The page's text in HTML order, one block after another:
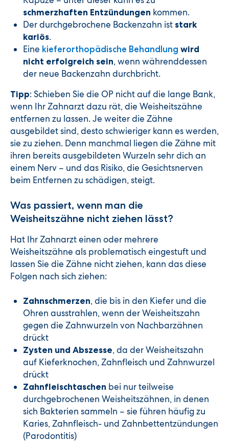
schmerzhaften Entzündungen kommen.
Der durchgebrochene Backenzahn ist stark
kariös.
Eine kieferorthopädische Behandlung wird
nicht erfolgreich sein, wenn währenddessen
der neue Backenzahn durchbricht.
Tipp: Schieben Sie die OP nicht auf die lange Bank,
wenn Ihr Zahnarzt dazu rät, die Weisheitszähne
entfernen zu lassen. Je weiter die Zähne
ausgebildet sind, desto schwieriger kann es werden,
sie zu ziehen. Denn manchmal liegen die Zähne mit
ihren bereits ausgebildeten Wurzeln sehr dich an
einem Nerv – und das Risiko, die Gesichtsnerven
beim Entfernen zu schädigen, steigt.
Was passiert, wenn man die
Weisheitszähne nicht ziehen lässt?
Hat Ihr Zahnarzt einen oder mehrere
Weisheitszähne als problematisch eingestuft und
lassen Sie die Zähne nicht ziehen, kann das diese
Folgen nach sich ziehen:
Zahnschmerzen, die bis in den Kiefer und die
Ohren ausstrahlen, wenn der Weisheitszahn
gegen die Zahnwurzeln von Nachbarzähnen
drückt
Zysten und Abszesse, da der Weisheitszahn
auf Kieferknochen, Zahnfleisch und Zahnwurzel
drückt
Zahnfleischtaschen bei nur teilweise
durchgebrochenen Weisheitszähnen, in denen
sich Bakterien sammeln – sie führen häufig zu
Karies, Zahnfleisch- und Zahnbettentzündungen
(Parodontitis)